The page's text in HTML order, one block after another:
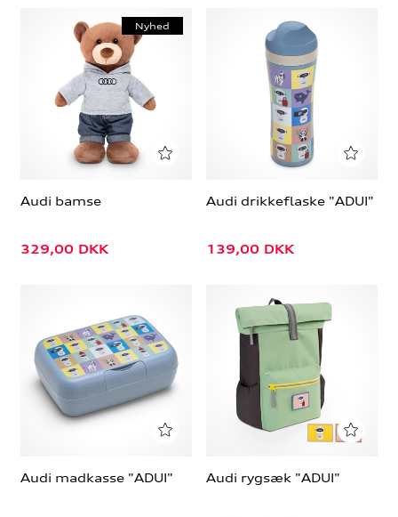
Nyhed
Audi bamse
329,00 DKK
Audi drikkeflaske "ADUI"
139,00 DKK
Audi madkasse "ADUI" Audi rygsæk "ADUI"